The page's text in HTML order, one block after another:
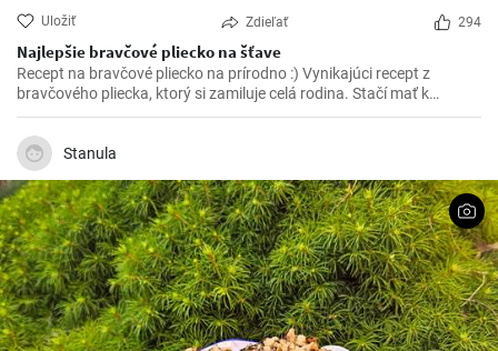
Uložiť Zdieľať 294
Najlepšie bravčové pliecko na šťave
Recept na bravčové pliecko na prírodno :) Vynikajúci recept z
bravčového pliecka, ktorý si zamiluje celá rodina. Stačí mať k
dispozícií pár ingrediencií a vynikajúce bravčové mäso na šťave je
na svete.
Stanula